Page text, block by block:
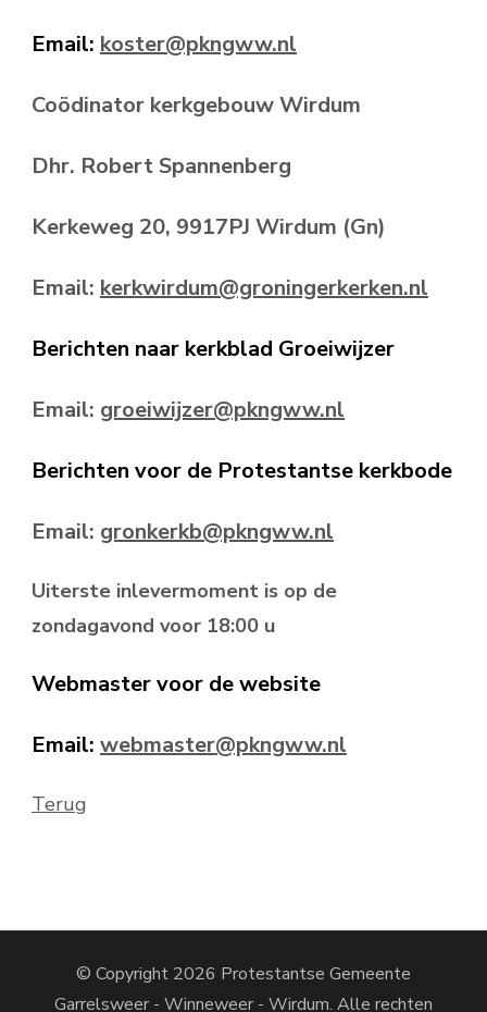
Email: koster@pkngww.nl
Coödinator kerkgebouw Wirdum
Dhr. Robert Spannenberg
Kerkeweg 20, 9917PJ Wirdum (Gn)
Email: kerkwirdum@groningerkerken.nl
Berichten naar kerkblad Groeiwijzer
Email: groeiwijzer@pkngww.nl
Berichten voor de Protestantse kerkbode
Email: gronkerkb@pkngww.nl
Uiterste inlevermoment is op de
zondagavond voor 18:00 u
Webmaster voor de website
Email: webmaster@pkngww.nl
Terug
© Copyright 2026 Protestantse Gemeente
Garrelsweer - Winneweer - Wirdum. Alle rechten